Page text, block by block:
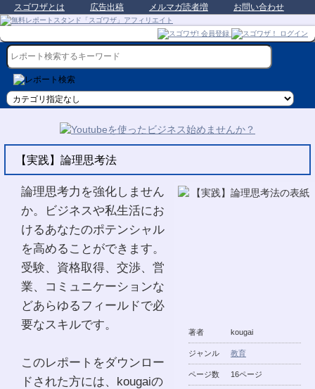
スゴワザとは 広告出稿 メルマガ読者増 お問い合わせ
【実践】論理思考法
著者 kougai
ジャンル 教育
ページ数 16ページ
論理思考力を強化しません
か。ビジネスや私生活にお
けるあなたのポテンシャル
を高めることができます。
受験、資格取得、交渉、営
業、コミュニケーションな
どあらゆるフィールドで必
要なスキルです。
このレポートをダウンロー
ドされた方には、kougaiの